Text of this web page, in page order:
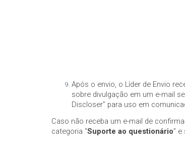
Após o envio, o Líder de Envio
sobre divulgação em um e-mail
Discloser” para uso em
Caso não receba um e-mail de
categoria “Suporte ao questionário” e